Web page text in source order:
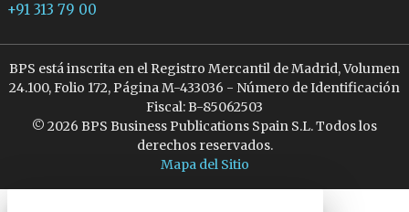
+91 313 79 00
BPS está inscrita en el Registro Mercantil de Madrid, Volumen
24.100, Folio 172, Página M-433036 - Número de Identificación
Fiscal: B-85062503
© 2026 BPS Business Publications Spain S.L. Todos los
derechos reservados.
Mapa del Sitio